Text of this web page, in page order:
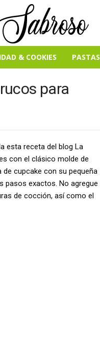
& COOKIES PASTAS
para
esta receta del blog La
con el clásico molde de
cupcake con su pequeña
pasos exactos. No agregue
de cocción, así como el